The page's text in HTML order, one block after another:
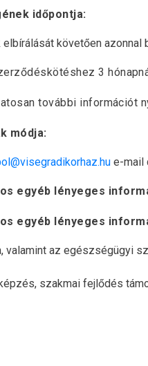
időpontja:
elbírálását követően azonnal
3
további információt
módja:
e-mail
egyéb lényeges
egyéb lényeges
valamint az egészségügyi
szakmai fejlődés